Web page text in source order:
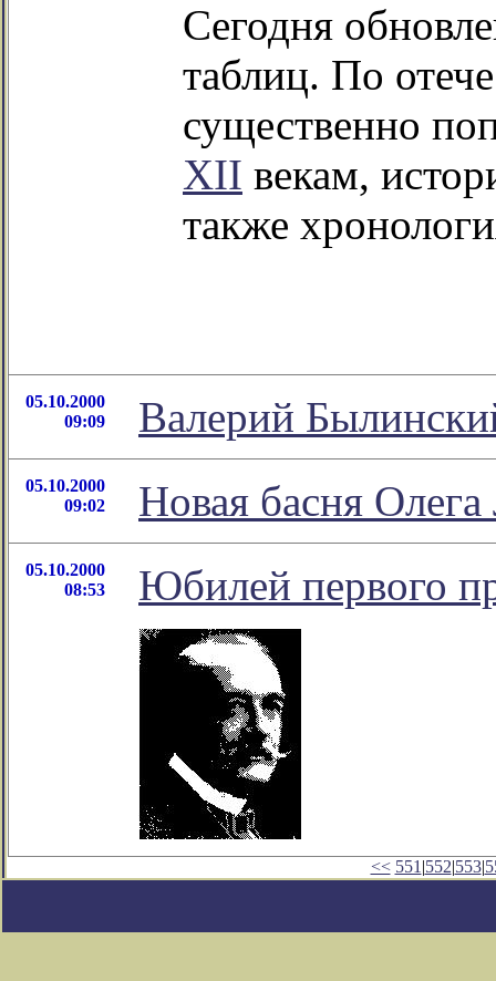
Сегодня
таблиц. По
существенно
XII векам,
также
05.10.2000
09:09
Валерий
05.10.2000
09:02
Новая басня
05.10.2000
08:53
Юбилей первого
<< 551 |552|553|